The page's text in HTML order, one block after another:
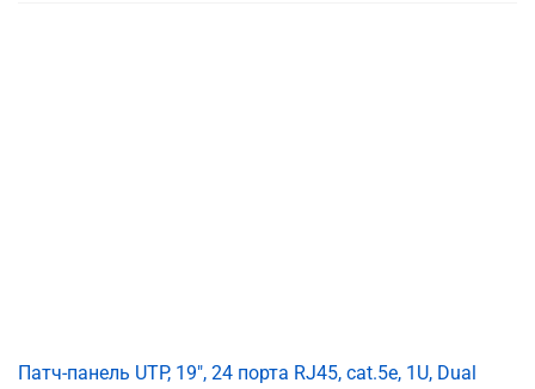
Патч-панель UTP, 19", 24 порта RJ45, cat.5е, 1U, Dual